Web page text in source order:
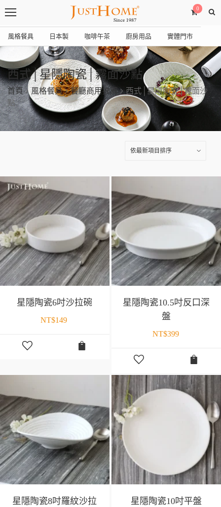
0
風格餐具 日本製 咖啡午茶 廚房用品 實體門市
西式│星隱陶瓷│霧面沙點
首頁 風格餐具 餐廳商用推薦
西式│星隱陶瓷│霧面沙
點
星隱陶瓷6吋沙拉碗
NT$149
星隱陶瓷10.5吋反口深
盤
NT$399
星隱陶瓷8吋羅紋沙拉
星隱陶瓷10吋平盤